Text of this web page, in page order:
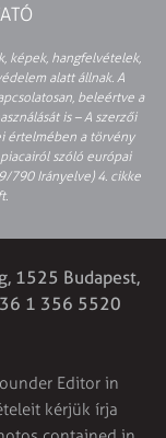
képek, hangfelvételek,
alatt állnak. A
beleértve a
is – A szerzői
értelmében a törvény
piacairól szóló európai
790 Irányelve) 4. cikke
1525 Budapest,
1 356 5520
Editor in
kérjük írja